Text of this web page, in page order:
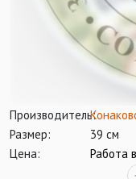
Производитель:
Размер:
39 см
Цена:
Работа